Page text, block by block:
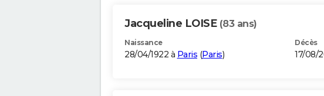
Jacqueline LOISE (83 ans)
Naissance
28/04/1922 à Paris (Paris)
Décès
17/08/